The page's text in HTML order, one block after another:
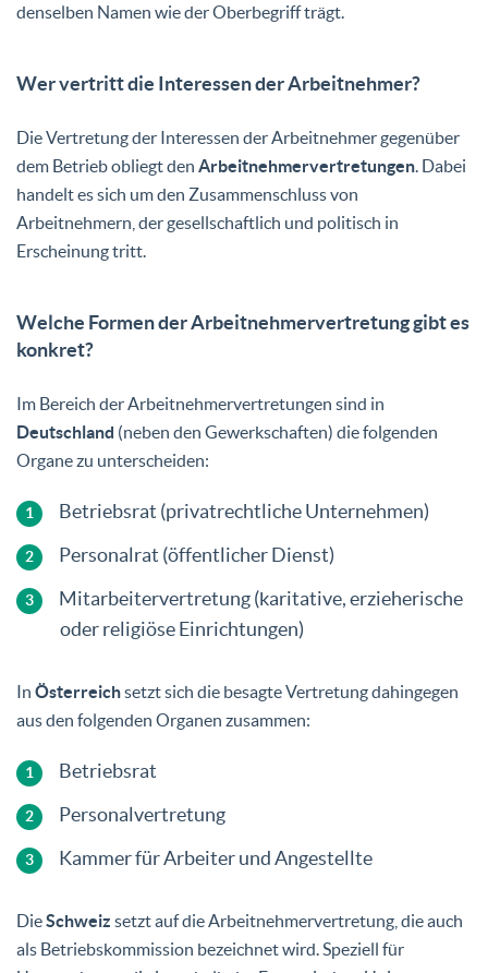
denselben Namen wie der Oberbegriff trägt.
Wer vertritt die Interessen der Arbeitnehmer?
Die Vertretung der Interessen der Arbeitnehmer gegenüber
dem Betrieb obliegt den Arbeitnehmervertretungen. Dabei
handelt es sich um den Zusammenschluss von
Arbeitnehmern, der gesellschaftlich und politisch in
Erscheinung tritt.
Welche Formen der Arbeitnehmervertretung gibt es
konkret?
Im Bereich der Arbeitnehmervertretungen sind in
Deutschland (neben den Gewerkschaften) die folgenden
Organe zu unterscheiden:
Betriebsrat (privatrechtliche Unternehmen)
Personalrat (öffentlicher Dienst)
Mitarbeitervertretung (karitative, erzieherische
oder religiöse Einrichtungen)
In Österreichsetzt sich die besagte Vertretung dahingegen
aus den folgenden Organen zusammen:
Betriebsrat
Personalvertretung
Kammer für Arbeiter und Angestellte
DieSchweiz setzt auf die Arbeitnehmervertretung, die auch
als Betriebskommission bezeichnet wird. Speziell für